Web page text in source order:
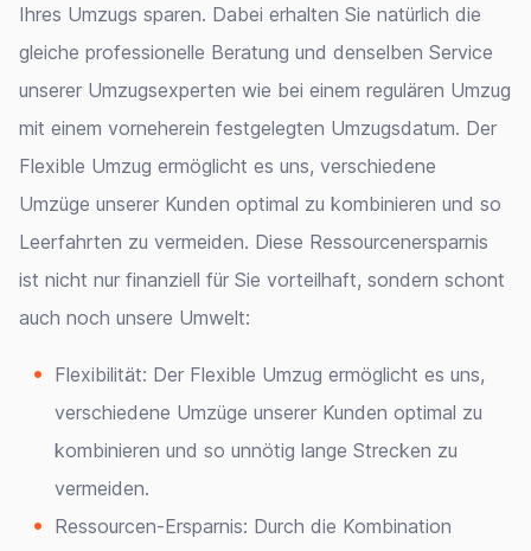
Ihres Umzugs sparen. Dabei erhalten Sie natürlich die
gleiche professionelle Beratung und denselben Service
unserer Umzugsexperten wie bei einem regulären Umzug
mit einem vorneherein festgelegten Umzugsdatum. Der
Flexible Umzug ermöglicht es uns, verschiedene
Umzüge unserer Kunden optimal zu kombinieren und so
Leerfahrten zu vermeiden. Diese Ressourcenersparnis
ist nicht nur finanziell für Sie vorteilhaft, sondern schont
auch noch unsere Umwelt:
Flexibilität: Der Flexible Umzug ermöglicht es uns,
verschiedene Umzüge unserer Kunden optimal zu
kombinieren und so unnötig lange Strecken zu
vermeiden.
Ressourcen-Ersparnis: Durch die Kombination